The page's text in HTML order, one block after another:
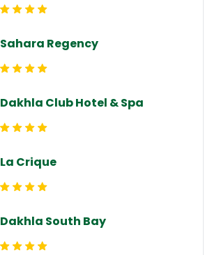
Sahara Regency
Dakhla Club Hotel & Spa
La Crique
Dakhla South Bay